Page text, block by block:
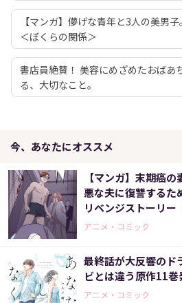
【マンガ】儚げな青年と3人の美男
＜ぼくらの関係＞
書店員絶賛！ 美容にめざめたおばあ
る、大切なこと。
今、あなたにオススメ
【マンガ】末期癌
悪な夫に復讐するた
リベンジストーリー
アニメ・コミック
最終話が大反響の
ビとは違う原作11巻
アニメ・コミック